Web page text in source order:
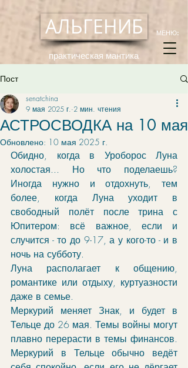
АЛЬГЕНИБ
практическая мантика
МЕНЮ:
Пост
АСТРОСВОДКА на 10 мая
senatchina
9 мая 2025 г. 2 мин. чтения
Обновлено: 10 мая 2025 г.
Обидно, когда в Уроборос Луна
холостая... Но что поделаешь?
Иногда нужно и отдохнуть, тем
более, когда Луна уходит в
свободный полёт после трина с
Юпитером: всё важное, если и
случится - то до 9-17, а у кого-то - и в
ночь на субботу.
Луна располагает к общению,
романтике или отдыху, куртуазности
даже в семье.
Меркурий меняет Знак, и будет в
Тельце до 26 мая. Темы войны могут
плавно перерасти в темы финансов.
Меркурий в Тельце обычно ведёт